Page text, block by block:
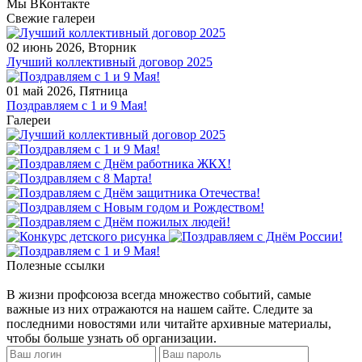
Мы ВКонтакте
Свежие галереи
02 июнь 2026, Вторник
Лучший коллективный договор 2025
01 май 2026, Пятница
Поздравляем c 1 и 9 Мая!
Галереи
Полезные ссылки
В жизни профсоюза всегда множество событий, самые
важные из них отражаются на нашем сайте. Следите за
последними новостями или читайте архивные материалы,
чтобы больше узнать об организации.